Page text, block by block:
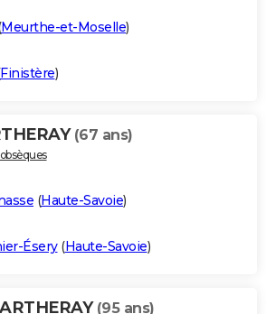
Meurthe-et-Moselle)
Finistère)
(67 ans)
(Haute-Savoie)
Ésery(Haute-Savoie)
(95 ans)